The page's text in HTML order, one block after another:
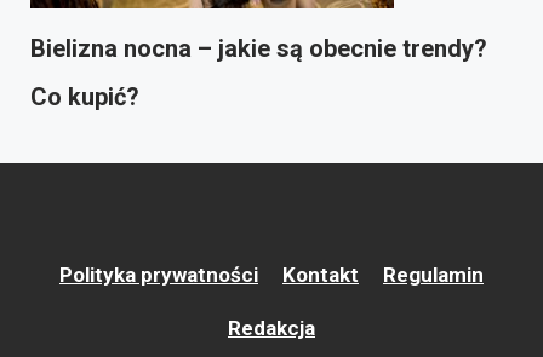
Bielizna nocna – jakie są obecnie trendy?
Co kupić?
Polityka prywatności Kontakt Regulamin
Redakcja